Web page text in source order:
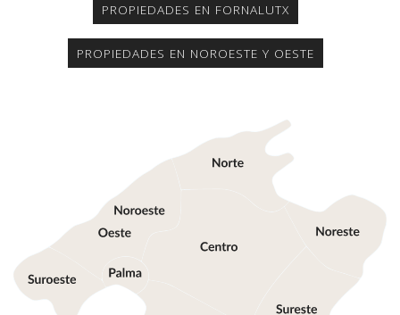
PROPIEDADES EN FORNALUTX
PROPIEDADES EN NOROESTE Y OESTE